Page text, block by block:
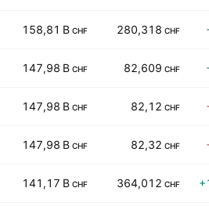
158,81 B CHF 280,318 CHF
147,98 B CHF 82,609 CHF
147,98 B CHF 82,12 CHF
147,98 B CHF 82,32 CHF
141,17 B CHF 364,012 CHF